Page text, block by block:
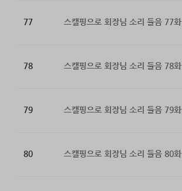
77 스캘핑으로 회장님 소리 들음 77화
78 스캘핑으로 회장님 소리 들음 78화
79 스캘핑으로 회장님 소리 들음 79화
80 스캘핑으로 회장님 소리 들음 80화